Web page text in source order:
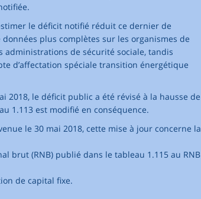
le déficit notifié réduit ce dernier de
plus complètes sur les organismes de
administrations de sécurité sociale, tandis
d’affectation spéciale transition énergétique
2018, le déficit public a été révisé à la hausse de
1.113 est modifié en conséquence.
le 30 mai 2018, cette mise à jour concerne la
brut (RNB) publié dans le tableau 1.115 au RNB
de capital fixe.